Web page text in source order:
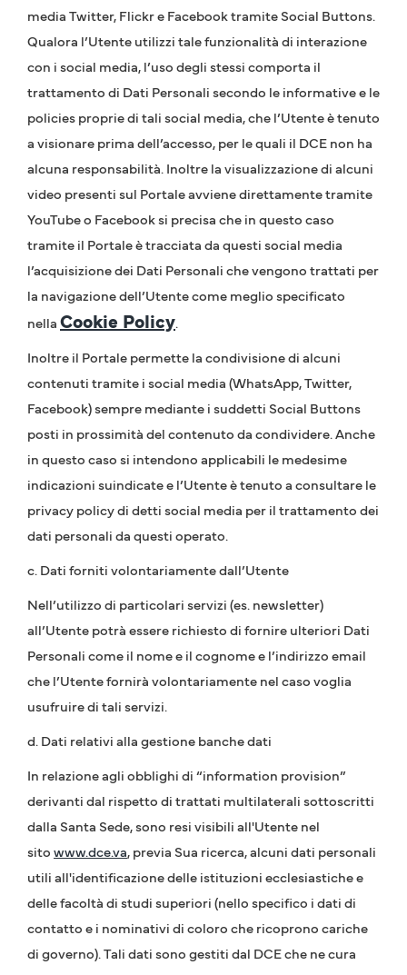
media Twitter, Flickr e Facebook tramite Social Buttons.
Qualora l’Utente utilizzi tale funzionalità di interazione
con i social media, l’uso degli stessi comporta il
trattamento di Dati Personali secondo le informative e le
policies proprie di tali social media, che l’Utente è tenuto
a visionare prima dell’accesso, per le quali il DCE non ha
alcuna responsabilità. Inoltre la visualizzazione di alcuni
video presenti sul Portale avviene direttamente tramite
YouTube o Facebook si precisa che in questo caso
tramite il Portale è tracciata da questi social media
l’acquisizione dei Dati Personali che vengono trattati per
la navigazione dell’Utente come meglio specificato
nellaCookie Policy.
Inoltre il Portale permette la condivisione di alcuni
contenuti tramite i social media (WhatsApp, Twitter,
Facebook) sempre mediante i suddetti Social Buttons
posti in prossimità del contenuto da condividere. Anche
in questo caso si intendono applicabili le medesime
indicazioni suindicate e l’Utente è tenuto a consultare le
privacy policy di detti social media per il trattamento dei
dati personali da questi operato.
c. Dati forniti volontariamente dall’Utente
Nell’utilizzo di particolari servizi (es. newsletter)
all’Utente potrà essere richiesto di fornire ulteriori Dati
Personali come il nome e il cognome e l’indirizzo email
che l’Utente fornirà volontariamente nel caso voglia
usufruire di tali servizi.
d. Dati relativi alla gestione banche dati
In relazione agli obblighi di “information provision”
derivanti dal rispetto di trattati multilaterali sottoscritti
dalla Santa Sede, sono resi visibili all'Utente nel
sitowww.dce.va, previa Sua ricerca, alcuni dati personali
utili all'identificazione delle istituzioni ecclesiastiche e
delle facoltà di studi superiori (nello specifico i dati di
contatto e i nominativi di coloro che ricoprono cariche
di governo). Tali dati sono gestiti dal DCE che ne cura